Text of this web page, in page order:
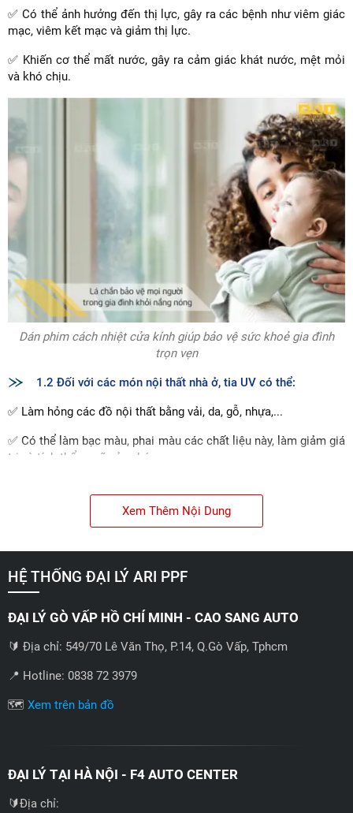
✅ Có thể ảnh hưởng đến thị lực, gây ra các bệnh như viêm giác
mạc, viêm kết mạc và giảm thị lực.
✅ Khiến cơ thể mất nước, gây ra cảm giác khát nước, mệt mỏi
và khó chịu.
Dán phim cách nhiệt cửa kính giúp bảo vệ sức khoẻ gia đình
trọn vẹn
1.2 Đối với các món nội thất nhà ở, tia UV có thể:
✅ Làm hỏng các đồ nội thất bằng vải, da, gỗ, nhựa,...
✅ Có thể làm bạc màu, phai màu các chất liệu này, làm giảm giá
trị và tính thẩm mỹ của chúng.
✅ Làm giảm độ bền của các đồ nội thất, khiến chúng dễ bị
Xem Thêm Nội Dung
HỆ THỐNG ĐẠI LÝ ARI PPF
ĐẠI LÝ GÒ VẤP HỒ CHÍ MINH - CAO SANG AUTO
🔰 Địa chỉ: 549/70 Lê Văn Thọ, P.14, Q.Gò Vấp, Tphcm
📍 Hotline: 0838 72 3979
🗺️ Xem trên bản đồ
ĐẠI LÝ TẠI HÀ NỘI - F4 AUTO CENTER
🔰Địa chỉ: